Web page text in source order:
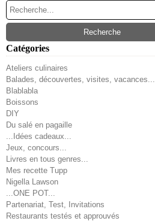
Catégories
Ateliers culinaires
Balades, découvertes, visites, vacances...
Blablabla
Boissons
DIY
Du salé en pagaille
...Idées cadeaux...
Jeux, concours...
Livres en tous genres...
Mes recette Tupp
Nigella Lawson
...ONE POT...
Partenariat, Test, Invitations
Restaurants testés et approuvés